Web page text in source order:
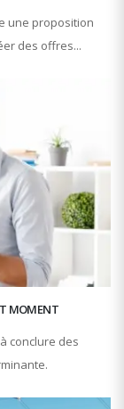
une proposition
des offres...
MOMENT
conclure des